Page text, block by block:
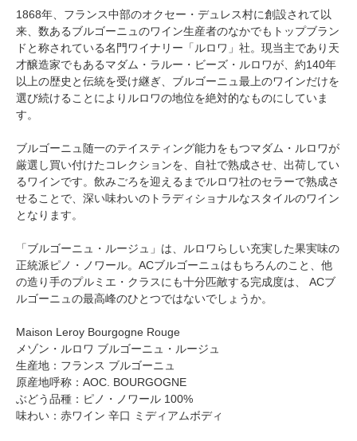
1868年、フランス中部のオクセー・デュレス村に創設されて以
来、数あるブルゴーニュのワイン生産者のなかでもトップブラン
ドと称されている名門ワイナリー「ルロワ」社。現当主であり天
才醸造家でもあるマダム・ラルー・ビーズ・ルロワが、約140年
以上の歴史と伝統を受け継ぎ、ブルゴーニュ最上のワインだけを
選び続けることによりルロワの地位を絶対的なものにしていま
す。
ブルゴーニュ随一のテイスティング能力をもつマダム・ルロワが
厳選し買い付けたコレクションを、自社で熟成させ、出荷してい
るワインです。飲みごろを迎えるまでルロワ社のセラーで熟成さ
せることで、深い味わいのトラディショナルなスタイルのワイン
となります。
「ブルゴーニュ・ルージュ」は、ルロワらしい充実した果実味の
正統派ピノ・ノワール。ACブルゴーニュはもちろんのこと、他
の造り手のプルミエ・クラスにも十分匹敵する完成度は、 ACブ
ルゴーニュの最高峰のひとつではないでしょうか。
Maison Leroy Bourgogne Rouge
メゾン・ルロワ ブルゴーニュ・ルージュ
生産地：フランス ブルゴーニュ
原産地呼称：AOC. BOURGOGNE
ぶどう品種：ピノ・ノワール 100%
味わい：赤ワイン 辛口 ミディアムボディ